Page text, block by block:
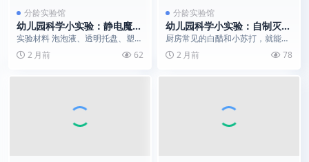
分龄实验馆
幼儿园科学小实验：静电魔法
泡泡｜摩擦起电现象演示
实验材料 泡泡液、透明托盘、塑料
吸管、干毛巾 实验步骤 将调配好
的泡泡液倒入托盘...
2 月前 62
分龄实验馆
幼儿园科学小实验：自制灭火
器｜二氧化碳灭火趣味演示
厨房常见的白醋和小苏打，就能让
孩子亲手制作一台简易灭火器，亲
眼见证火焰被瞬间扑灭...
2 月前 78